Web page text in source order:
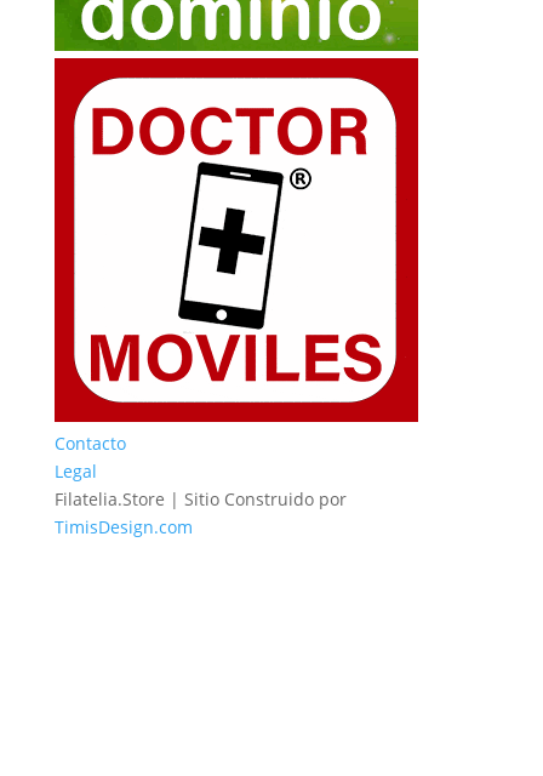
Contacto
Legal
Filatelia.Store | Sitio Construido por
TimisDesign.com